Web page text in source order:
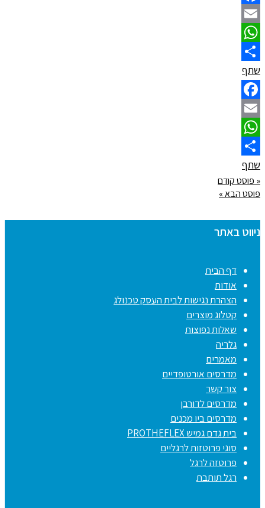
Facebook
Email
WhatsApp
שתף
Facebook
Email
WhatsApp
שתף
« פוסט קודם
פוסט הבא »
ניווט באתר
דף הבית
אודות
הצהרת נגישות לבית העסק טכנולג
קטלוג מוצרים
שאלות נפוצות
גלריה
מאמרים
מדרסים אורטופדיים
צור קשר
מדרסים לדורבן
מדרסים ביו מכנים
בית גדם גמיש PROTHEFLEX
סוגי פרוטזות לרגליים
פרוטזה לרגל
רגל תותבת